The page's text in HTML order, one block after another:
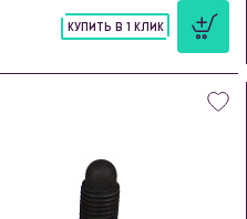
КУПИТЬ В 1 КЛИК